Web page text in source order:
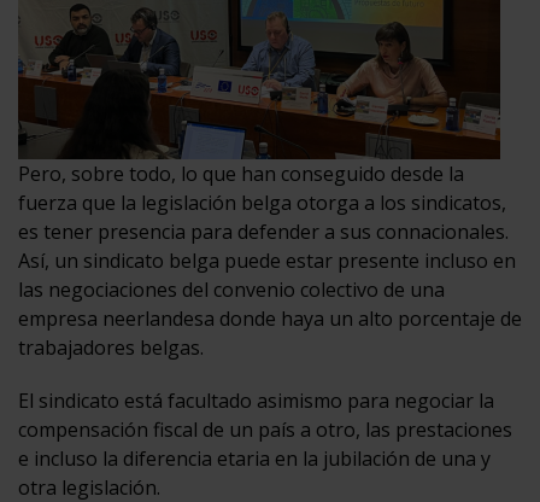
Pero, sobre todo, lo que han conseguido desde la
fuerza que la legislación belga otorga a los sindicatos,
es tener presencia para defender a sus connacionales.
Así, un sindicato belga puede estar presente incluso en
las negociaciones del convenio colectivo de una
empresa neerlandesa donde haya un alto porcentaje de
trabajadores belgas.
El sindicato está facultado asimismo para negociar la
compensación fiscal de un país a otro, las prestaciones
e incluso la diferencia etaria en la jubilación de una y
otra legislación.